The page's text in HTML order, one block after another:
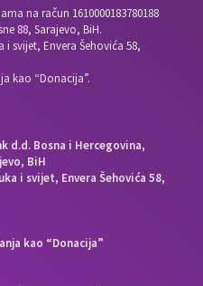
na račun 1610000183780188
88, Sarajevo, BiH.
svijet, Envera Šehovića 58,
kao “Donacija”.
d.d. Bosna i Hercegovina,
BiH
i svijet, Envera Šehovića 58,
kao “Donacija”